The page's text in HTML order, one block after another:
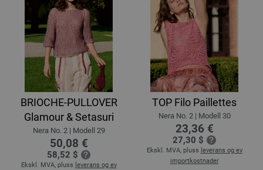
BRIOCHE-PULLOVER
Glamour & Setasuri
Nera No. 2 | Modell 29
50,08 €
58,52 $
Ekskl. MVA, pluss leverans og ev
TOP Filo Paillettes
Nera No. 2 | Modell 30
23,36 €
27,30 $
Ekskl. MVA, pluss leverans og ev
importkostnader